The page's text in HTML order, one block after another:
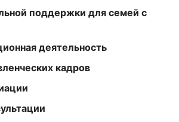
поддержки для семей с
деятельность
кадров